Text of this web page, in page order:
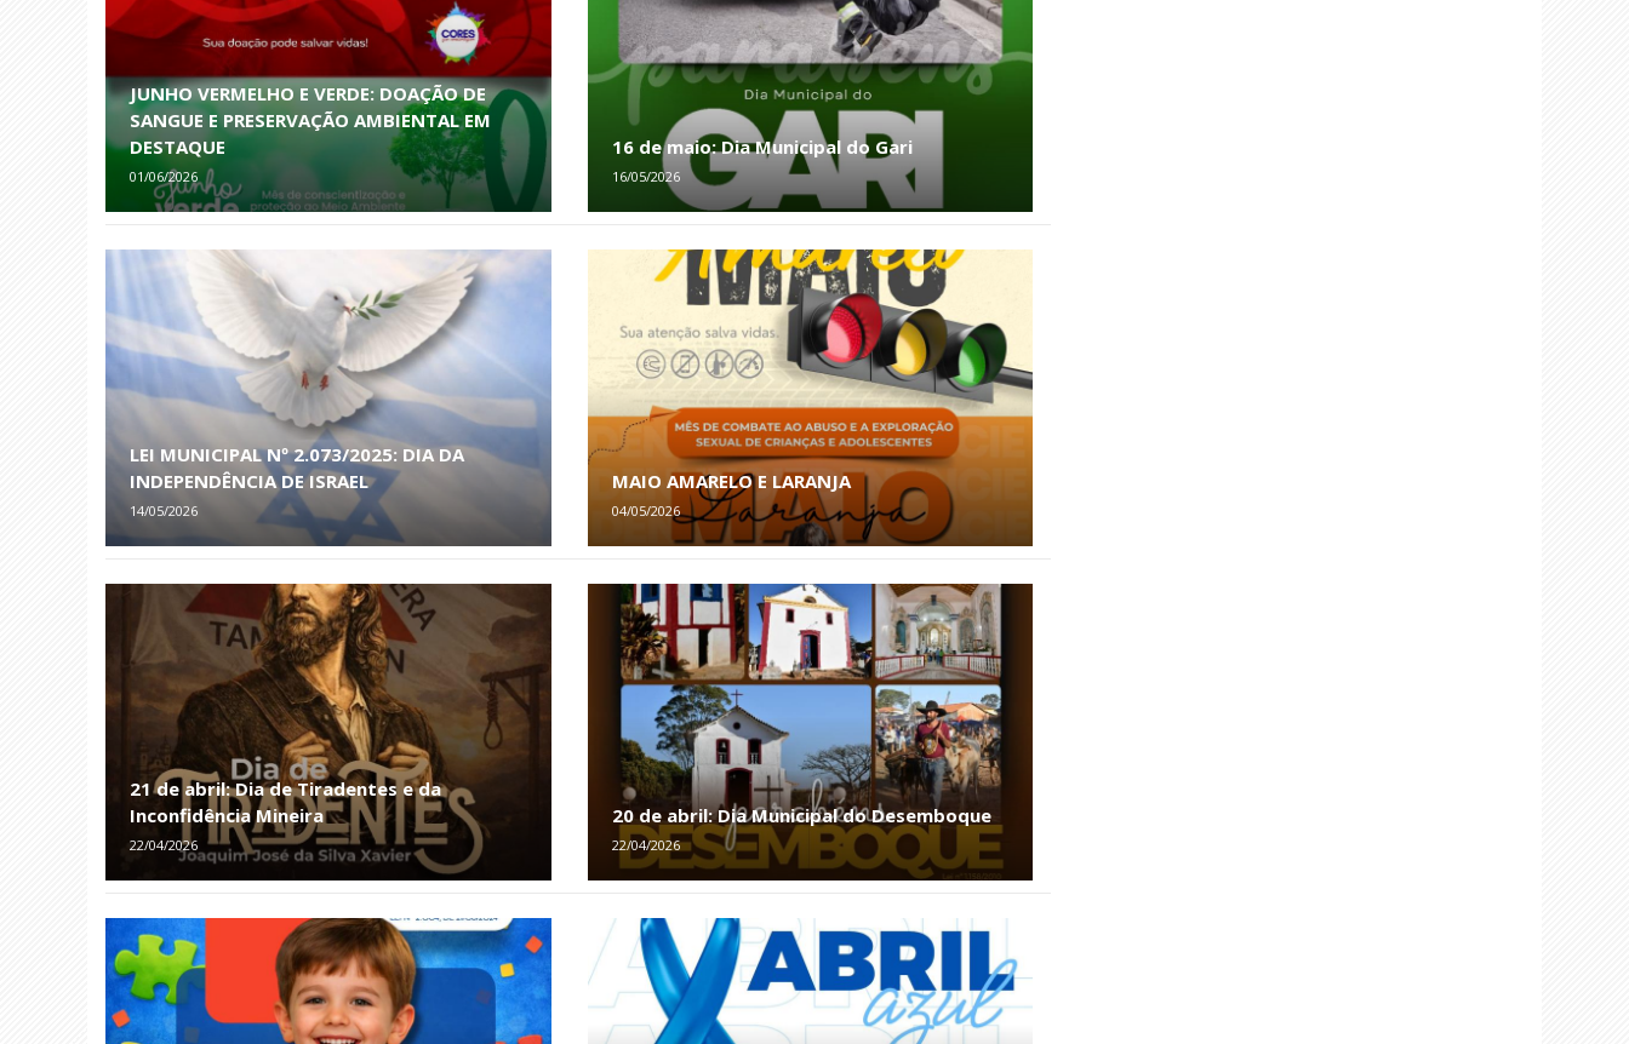
JUNHO VERMELHO E VERDE: DOAÇÃO DE
SANGUE E PRESERVAÇÃO AMBIENTAL EM
DESTAQUE
01/06/2026
16 de maio: Dia Municipal do Gari
16/05/2026
LEI MUNICIPAL Nº 2.073/2025: DIA DA
INDEPENDÊNCIA DE ISRAEL
14/05/2026
MAIO AMARELO E LARANJA
04/05/2026
21 de abril: Dia de Tiradentes e da
Inconfidência Mineira
22/04/2026
20 de abril: Dia Municipal do Desemboque
22/04/2026